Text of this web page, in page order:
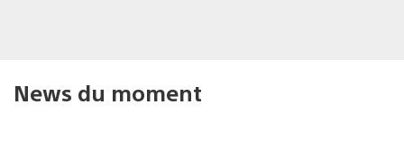
News du moment